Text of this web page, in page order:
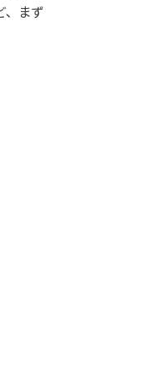
、まず